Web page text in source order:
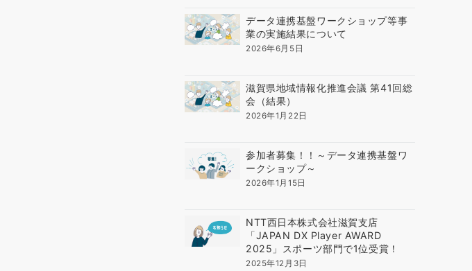
データ連携基盤ワークショップ等事
業の実施結果について
2026年6月5日
滋賀県地域情報化推進会議 第41回総
会（結果）
2026年1月22日
参加者募集！！～データ連携基盤ワ
ークショップ～
2026年1月15日
NTT西日本株式会社滋賀支店
「JAPAN DX Player AWARD
2025」スポーツ部門で1位受賞！
2025年12月3日